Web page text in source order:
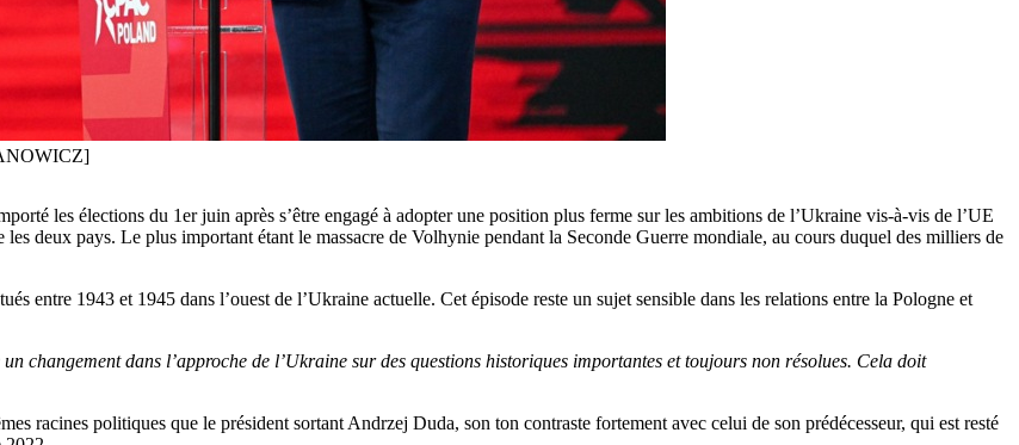
les élections du 1er juin après s’être engagé à adopter une position plus ferme sur les ambitions de l’Ukraine vis-à-vis de l’UE
deux pays. Le plus important étant le massacre de Volhynie pendant la Seconde Guerre mondiale, au cours duquel des milliers de
entre 1943 et 1945 dans l’ouest de l’Ukraine actuelle. Cet épisode reste un sujet sensible dans les relations entre la Pologne et
changement dans l’approche de l’Ukraine sur des questions historiques importantes et toujours non résolues. Cela doit
racines politiques que le président sortant Andrzej Duda, son ton contraste fortement avec celui de son prédécesseur, qui est resté